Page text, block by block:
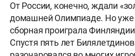
От России, конечно, ждали
домашней Олимпиаде. Но уже
сборная проиграла
Спустя пять лет